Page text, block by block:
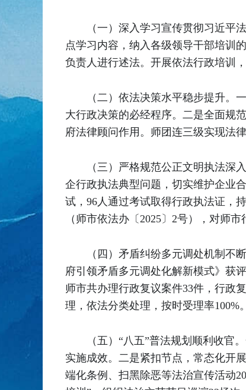
（一）深入学习宣传贯彻习近平
点学习内容，纳入各级领导干部培训
负责人进行述法。开展依法行政培训
（二）依法决策水平稳步提升。
大行政决策的必经程序。二是全面规
府法律顾问作用。师团连三级实现法
（三）严格规范公正文明执法深
企行政执法典型问题，切实维护企业
试，96人通过考试取得行政执法证，
（师市依法办〔2025〕2号），对师
（四）矛盾纠纷多元调处机制不
府引领矛盾多元调处化解新模式》获
师市共办理行政复议案件33件，行政
理，依法分类处理，按时受理率100%。
（五）“八五”普法规划顺利收官
实施成效。二是紧扣节点，常态化开
端化条例、扫黑除恶等法治宣传活动